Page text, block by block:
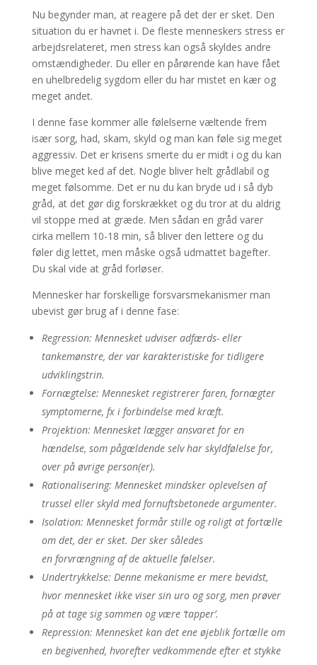
Nu begynder man, at reagere på det der er sket. Den
situation du er havnet i. De fleste menneskers stress er
arbejdsrelateret, men stress kan også skyldes andre
omstændigheder. Du eller en pårørende kan have fået
en uhelbredelig sygdom eller du har mistet en kær og
meget andet.
I denne fase kommer alle følelserne væltende frem
især sorg, had, skam, skyld og man kan føle sig meget
aggressiv. Det er krisens smerte du er midt i og du kan
blive meget ked af det. Nogle bliver helt grådlabil og
meget følsomme. Det er nu du kan bryde ud i så dyb
gråd, at det gør dig forskrækket og du tror at du aldrig
vil stoppe med at græde. Men sådan en gråd varer
cirka mellem 10-18 min, så bliver den lettere og du
føler dig lettet, men måske også udmattet bagefter.
Du skal vide at gråd forløser.
Mennesker har forskellige forsvarsmekanismer man
ubevist gør brug af i denne fase:
Regression: Mennesket udviser adfærds- eller
tankemønstre, der var karakteristiske for tidligere
udviklingstrin.
Fornægtelse: Mennesket registrerer faren, fornægter
symptomerne, fx i forbindelse med kræft.
Projektion: Mennesket lægger ansvaret for en
hændelse, som pågældende selv har skyldfølelse for,
over på øvrige person(er).
Rationalisering: Mennesket mindsker oplevelsen af
trussel eller skyld med fornuftsbetonede argumenter.
Isolation: Mennesket formår stille og roligt at fortælle
om det, der er sket. Der sker således
en forvrængning af de aktuelle følelser.
Undertrykkelse: Denne mekanisme er mere bevidst,
hvor mennesket ikke viser sin uro og sorg, men prøver
på at tage sig sammen og være ‘tapper’.
Repression: Mennesket kan det ene øjeblik fortælle om
en begivenhed, hvorefter vedkommende efter et stykke